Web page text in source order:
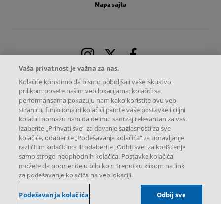
Mapa sajta
Instagram
X Facebook
Sva autorska prava zadržava Predstavništvo Novartis Pharma Services Inc.
Omladinskih brigada 90A, 11070 Beograd, Srbija
Ova internet stranica namenjena je isključivo korisnicima u Republici
Vaša privatnost je važna za nas.
Kolačiće koristimo da bismo poboljšali vaše iskustvo
prilikom posete našim veb lokacijama: kolačići sa
performansama pokazuju nam kako koristite ovu veb
stranicu, funkcionalni kolačići pamte vaše postavke i ciljni
kolačići pomažu nam da delimo sadržaj relevantan za vas.
Izaberite „Prihvati sve“ za davanje saglasnosti za sve
kolačiće, odaberite „Podešavanja kolačića“ za upravljanje
različitim kolačićima ili odaberite „Odbij sve“ za korišćenje
samo strogo neophodnih kolačića. Postavke kolačića
možete da promenite u bilo kom trenutku klikom na link
za podešavanje kolačića na veb lokaciji.
Podešavanja kolačića Odbij sve